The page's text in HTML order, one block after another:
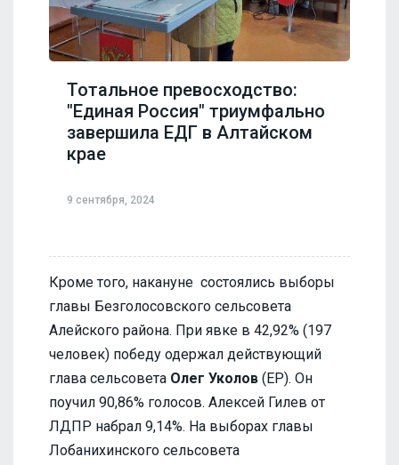
Тотальное превосходство:
"Единая Россия" триумфально
завершила ЕДГ в Алтайском
крае
9 сентября, 2024
Кроме того, накануне состоялись выборы
главы Безголосовского сельсовета
Алейского района. При явке в 42,92% (197
человек) победу одержал действующий
глава сельсовета Олег Уколов (ЕР). Он
поучил 90,86% голосов. Алексей Гилев от
ЛДПР набрал 9,14%. На выборах главы
Лобанихинского сельсовета